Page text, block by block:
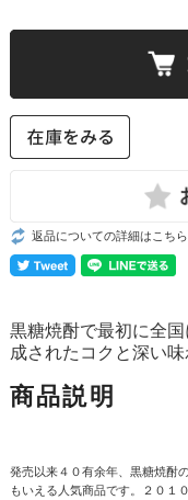
返品についての詳細はこちら
黒糖焼酎で最初に全
成されたコクと深い
商品説明
発売以来４０有余年、黒糖焼酎
もいえる人気商品です。２０１